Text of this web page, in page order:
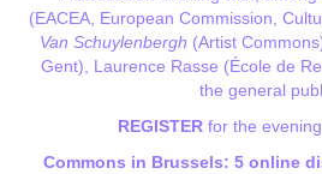
(EACEA, European Commission,
Van Schuylenbergh (Artist
Gent), Laurence Rasse (École de
the general
REGISTERfor the
Commons in Brussels: 5 online